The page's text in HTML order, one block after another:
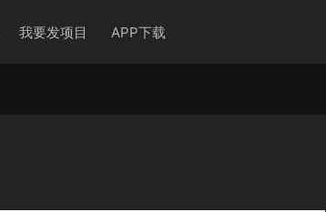
我要发项目 APP下载